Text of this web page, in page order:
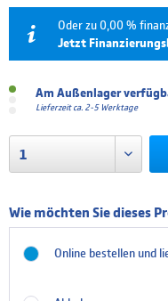
Oder zu 0,00 %
Jetzt
Laufzeit
12 Monate 0.00 %
24 Monate 4.99 %
36 Monate
Am Außenlager
Lieferzeit ca. 2-5 Werktage
Wie möchten Sie dieses
Online bestellen und